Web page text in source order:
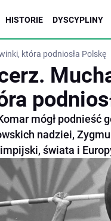
HISTORIE DYSCYPLINY
która podniosła Polskę
mógł podnieść
nadziei,
świata i